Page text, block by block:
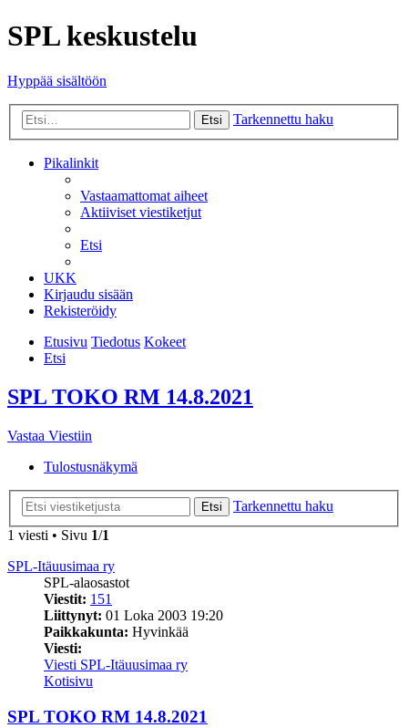
SPL keskustelu
Hyppää sisältöön
Etsi Tarkennettu haku
Pikalinkit
Vastaamattomat aiheet
Aktiiviset viestiketjut
Etsi
UKK
Kirjaudu sisään
Rekisteröidy
Etusivu Tiedotus Kokeet
Etsi
SPL TOKO RM 14.8.2021
Vastaa Viestiin
Tulostusnäkymä
Etsi
Tarkennettu haku
1 viesti • Sivu 1/1
SPL-Itäuusimaa ry
SPL-alaosastot
Viestit: 151
Liittynyt: 01 Loka 2003 19:20
Paikkakunta: Hyvinkää
Viesti:
Viesti SPL-Itäuusimaa ry
Kotisivu
SPL TOKO RM 14.8.2021